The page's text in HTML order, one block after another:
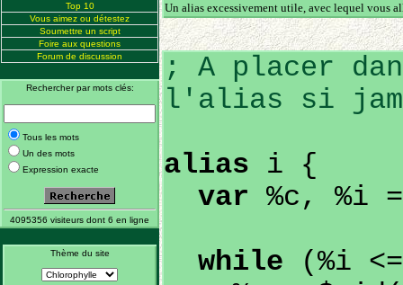
Top 10
Vous aimez ou détestez
Soumettre un script
Foire aux questions
Forum de discussion
Rechercher par mots clés:
Tous les mots
Un des mots
Expression exacte
4095356 visiteurs dont 6 en ligne
Thème du site
Un alias excessivement utile, avec lequel vous
; A placer
l'alias si
alias i {
var %c, %i
while (%i